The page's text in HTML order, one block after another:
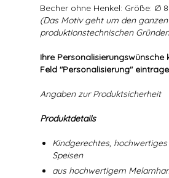
Becher ohne Henkel: Größe: Ø
(Das Motiv geht um den
produktionstechnischen
Ihre Personalisierungswünsche
Feld "Personalisierung"
Angaben zur Produktsicherheit
Produktdetails
Kindgerechtes,
Speisen
aus hochwertigem